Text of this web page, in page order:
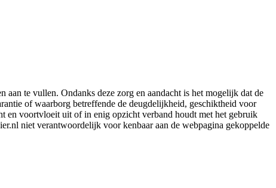
aan te vullen. Ondanks deze zorg en aandacht is het mogelijk dat de
of waarborg betreffende de deugdelijkheid, geschiktheid voor
en voortvloeit uit of in enig opzicht verband houdt met het gebruik
niet verantwoordelijk voor kenbaar aan de webpagina gekoppelde